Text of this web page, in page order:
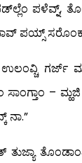
ಪಳೆವ್ನ್,
ಪಯ್ಸ್
ಗರ್ಜ್
ಸಾಂಗ್ತಾಂ –
ನಾ.”
ತುಜ್ಯಾ